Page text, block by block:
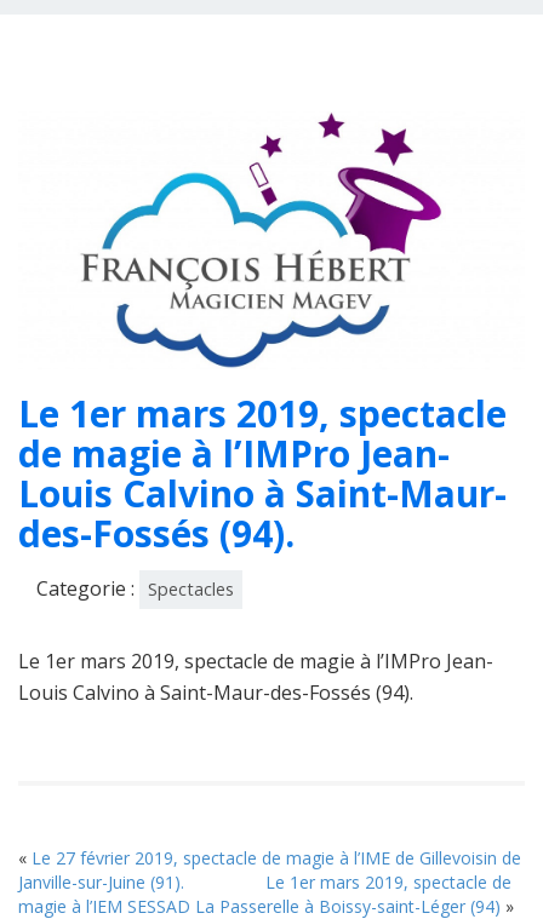
Le 1er mars 2019, spectacle
de magie à l’IMPro Jean-
Louis Calvino à Saint-Maur-
des-Fossés (94).
Categorie : Spectacles
Le 1er mars 2019, spectacle de magie à l’IMPro Jean-
Louis Calvino à Saint-Maur-des-Fossés (94).
« Le 27 février 2019, spectacle de magie à l’IME de Gillevoisin de
Janville-sur-Juine (91).
Le 1er mars 2019, spectacle de
magie à l’IEM SESSAD La Passerelle à Boissy-saint-Léger (94) »